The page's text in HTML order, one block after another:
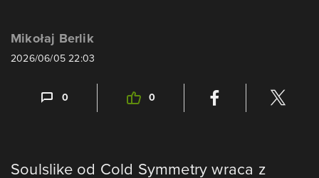
Mikołaj Berlik
2026/06/05 22:03
0 0
Soulslike od Cold Symmetry wraca z